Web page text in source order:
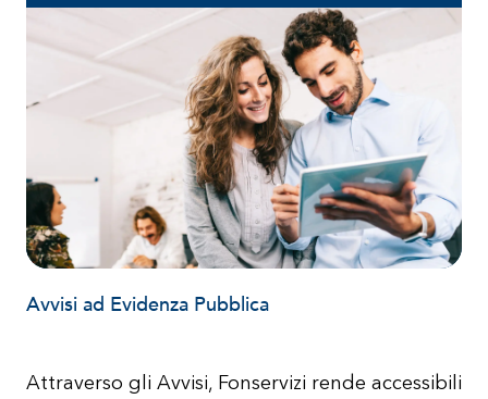
Avvisi ad Evidenza Pubblica
Attraverso gli Avvisi, Fonservizi rende accessibili